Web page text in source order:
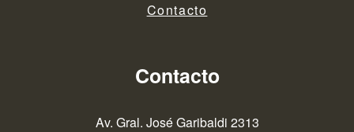
Contacto
Contacto
Av. Gral. José Garibaldi 2313